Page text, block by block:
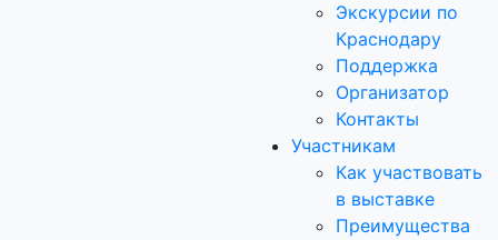
Экскурсии по
Краснодару
Поддержка
Организатор
Контакты
Участникам
Как участвовать
в выставке
Преимущества